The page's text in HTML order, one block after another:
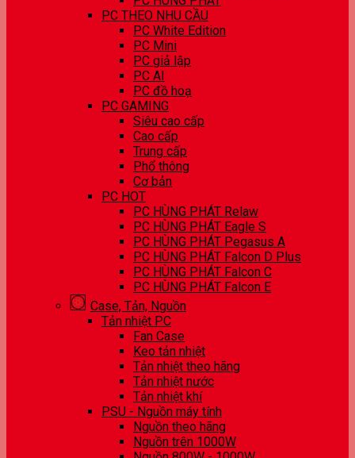
PC THEO NHU CẦU
PC White Edition
PC Mini
PC giả lập
PC AI
PC đồ hoạ
PC GAMING
Siêu cao cấp
Cao cấp
Trung cấp
Phổ thông
Cơ bản
PC HOT
PC HÙNG PHÁT Relaw
PC HÙNG PHÁT Eagle S
PC HÙNG PHÁT Pegasus A
PC HÙNG PHÁT Falcon D Plus
PC HÙNG PHÁT Falcon C
PC HÙNG PHÁT Falcon E
Case, Tản, Nguồn
Tản nhiệt PC
Fan Case
Keo tản nhiệt
Tản nhiệt theo hãng
Tản nhiệt nước
Tản nhiệt khí
PSU - Nguồn máy tính
Nguồn theo hãng
Nguồn trên 1000W